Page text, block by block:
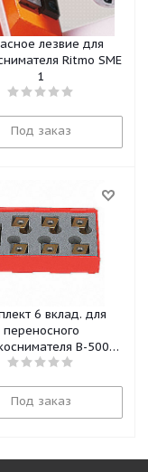
лезвие для
Ritmo SME
1
Под заказ
6 вклад. для
переносного
B-500
48873 Ridgid
Под заказ